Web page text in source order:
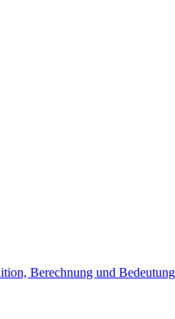
Berechnung und Bedeutung